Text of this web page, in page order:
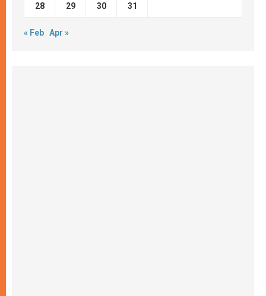
28 29 30 31
« Feb Apr »